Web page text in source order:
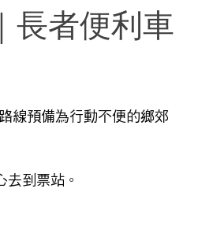
長者便利車
線預備為行動不便的鄉郊
到票站。